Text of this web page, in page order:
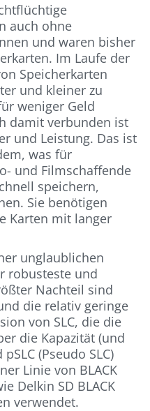
auch ohne
und waren bisher
Im Laufe der
Speicherkarten
und kleiner zu
weniger Geld
damit verbunden ist
und Leistung. Das ist
was für
und Filmschaffende
speichern,
Sie benötigen
Karten mit langer
unglaublichen
robusteste und
Nachteil sind
die relativ geringe
von SLC, die die
die Kapazität (und
(Pseudo SLC)
Linie von BLACK
Delkin SD BLACK
verwendet.